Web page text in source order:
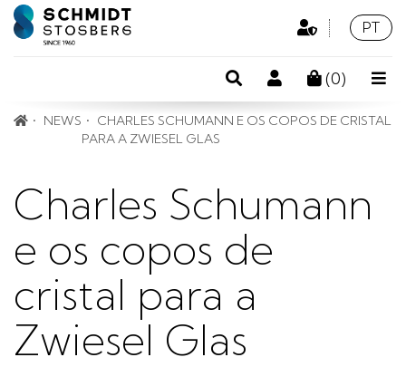
Área
Profissional
PT
PesquisaConta
cliente
(0)
NEWS
CHARLES SCHUMANN E OS COPOS DE CRISTAL
PARA A ZWIESEL GLAS
Charles Schumann
e os copos de
cristal para a
Zwiesel Glas